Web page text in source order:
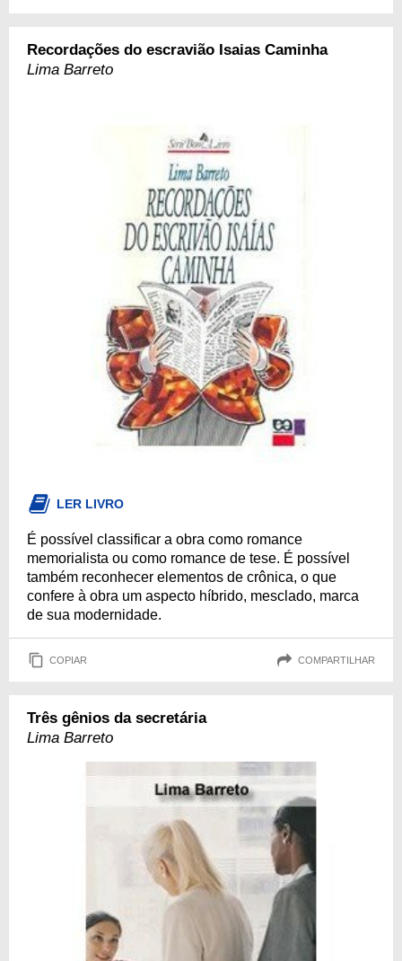
Recordações do escravião Isaias Caminha
Lima Barreto
LER LIVRO
É possível classificar a obra como romance
memorialista ou como romance de tese. É possível
também reconhecer elementos de crônica, o que
confere à obra um aspecto híbrido, mesclado, marca
de sua modernidade.
COPIAR COMPARTILHAR
Três gênios da secretária
Lima Barreto